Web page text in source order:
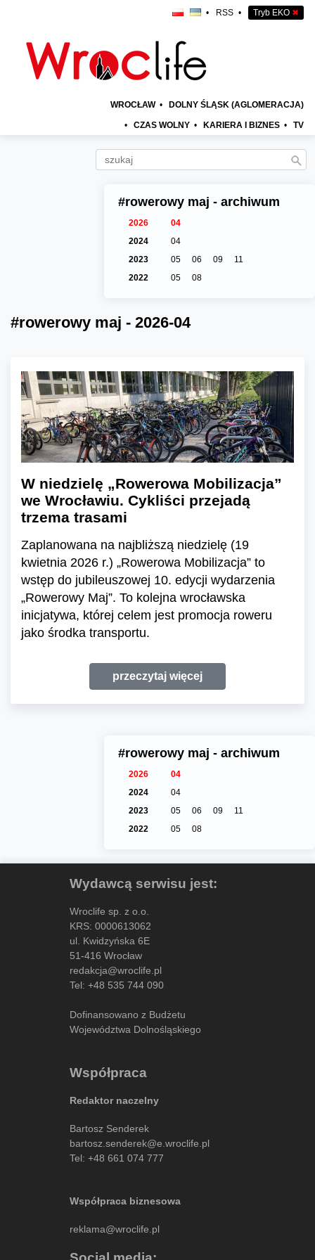
• RSS • Tryb EKO ✖
WROCŁAW • DOLNY ŚLĄSK (AGLOMERACJA)
• CZAS WOLNY • KARIERA I BIZNES • TV
#rowerowy maj - archiwum
2026
04
2024
04
2023
05 06 09
11
2022
05 08
#rowerowy maj - 2026-04
W niedzielę „Rowerowa Mobilizacja”
we Wrocławiu. Cykliści przejadą
trzema trasami
Zaplanowana na najbliższą niedzielę (19
kwietnia 2026 r.) „Rowerowa Mobilizacja” to
wstęp do jubileuszowej 10. edycji wydarzenia
„Rowerowy Maj”. To kolejna wrocławska
inicjatywa, której celem jest promocja roweru
jako środka transportu.
przeczytaj więcej
#rowerowy maj - archiwum
2026
04
2024
04
2023
05 06 09
11
2022
05 08
Wydawcą serwisu jest:
Wroclife sp. z o.o.
KRS: 0000613062
ul. Kwidzyńska 6E
51-416 Wrocław
redakcja@wroclife.pl
Tel: +48 535 744 090
Dofinansowano z Budżetu
Województwa Dolnośląskiego
Współpraca
Redaktor naczelny
Bartosz Senderek
bartosz.senderek@e.wroclife.pl
Tel: +48 661 074 777
Współpraca biznesowa
reklama@wroclife.pl